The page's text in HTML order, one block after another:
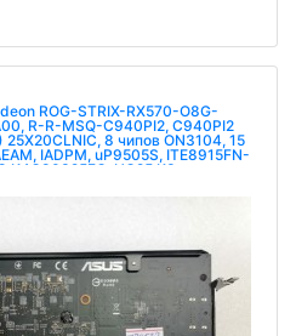
ROG-STRIX-RX570-O8G-
R-R-MSQ-C940PI2, C940PI2
8 чипов ON3104, 15
IADPM, uP9505S, ITE8915FN-
K4G80325FC-HC25 КЗ не